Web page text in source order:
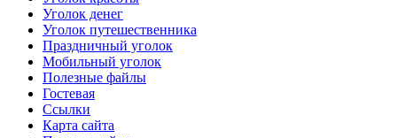
Уголок денег
Уголок путешественника
Праздничный уголок
Мобильный уголок
Полезные файлы
Гостевая
Ссылки
Карта сайта